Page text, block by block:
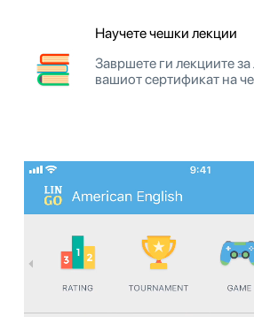
Научете чешки лекции
Завршете ги лекциите за
вашиот сертификат на